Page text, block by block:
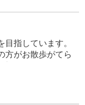
指しています。
方がお散歩がてら
寄り添うお仕事